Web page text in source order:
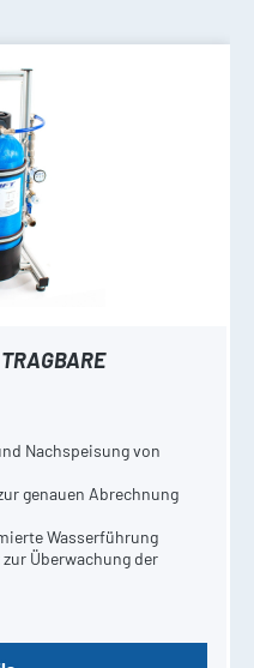
Nachspeisung von
genauen Abrechnung
Wasserführung
Überwachung der